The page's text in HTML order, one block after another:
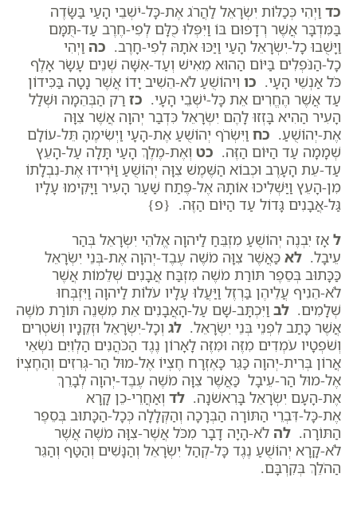
כד וַיְהִי כְּכַלּוֹת יִשְׂרָאֵל לַהֲרֹג אֶת-כָּל-יֹשְׁבֵי הָעַי בַּשָּׂדֶה
בַּמִּדְבָּר אֲשֶׁר רְדָפוּם בּוֹ וַיִּפְּלוּ כֻלָּם לְפִי-חֶרֶב עַד-תֻּמָּם
וַיָּשֻׁבוּ כָל-יִשְׂרָאֵל הָעַי וַיַּכּוּ אֹתָהּ לְפִי-חָרֶב. כה וַיְהִי
כָל-הַנֹּפְלִים בַּיּוֹם הַהוּא מֵאִישׁ וְעַד-אִשָּׁה שְׁנֵים עָשָׂר אָלֶף
כֹּל אַנְשֵׁי הָעָי. כו וִיהוֹשֻׁעַ לֹא-הֵשִׁיב יָדוֹ אֲשֶׁר נָטָה בַּכִּידוֹן
עַד אֲשֶׁר הֶחֱרִים אֵת כָּל-יֹשְׁבֵי הָעָי. כז רַק הַבְּהֵמָה וּשְׁלַל
הָעִיר הַהִיא בָּזְזוּ לָהֶם יִשְׂרָאֵל כִּדְבַר יְהוָה אֲשֶׁר צִוָּה
אֶת-יְהוֹשֻׁעַ. כח וַיִּשְׂרֹף יְהוֹשֻׁעַ אֶת-הָעָי וַיְשִׂימֶהָ תֵּל-עוֹלָם
שְׁמָמָה עַד הַיּוֹם הַזֶּה. כט וְאֶת-מֶלֶךְ הָעַי תָּלָה עַל-הָעֵץ
עַד-עֵת הָעָרֶב וּכְבוֹא הַשֶּׁמֶשׁ צִוָּה יְהוֹשֻׁעַ וַיֹּרִידוּ אֶת-נִבְלָתוֹ
מִן-הָעֵץ וַיַּשְׁלִיכוּ אוֹתָהּ אֶל-פֶּתַח שַׁעַר הָעִיר וַיָּקִימוּ עָלָיו
גַּל-אֲבָנִים גָּדוֹל עַד הַיּוֹם הַזֶּה. {פ}
ל אָז יִבְנֶה יְהוֹשֻׁעַ מִזְבֵּחַ לַיהוָה אֱלֹהֵי יִשְׂרָאֵל בְּהַר
עֵיבָל. לא כַּאֲשֶׁר צִוָּה מֹשֶׁה עֶבֶד-יְהוָה אֶת-בְּנֵי יִשְׂרָאֵל
כַּכָּתוּב בְּסֵפֶר תּוֹרַת מֹשֶׁה מִזְבַּח אֲבָנִים שְׁלֵמוֹת אֲשֶׁר
לֹא-הֵנִיף עֲלֵיהֶן בַּרְזֶל וַיַּעֲלוּ עָלָיו עֹלוֹת לַיהוָה וַיִּזְבְּחוּ
שְׁלָמִים. לב וַיִּכְתָּב-שָׁם עַל-הָאֲבָנִים אֵת מִשְׁנֵה תּוֹרַת מֹשֶׁה
אֲשֶׁר כָּתַב לִפְנֵי בְּנֵי יִשְׂרָאֵל. לג וְכָל-יִשְׂרָאֵל וּזְקֵנָיו וְשֹׁטְרִים
וְשֹׁפְטָיו עֹמְדִים מִזֶּה וּמִזֶּה לָאָרוֹן נֶגֶד הַכֹּהֲנִים הַלְוִיִּם נֹשְׂאֵי
אֲרוֹן בְּרִית-יְהוָה כַּגֵּר כָּאֶזְרָח חֶצְיוֹ אֶל-מוּל הַר-גְּרִזִים וְהַחֶצְיוֹ
אֶל-מוּל הַר-עֵיבָל כַּאֲשֶׁר צִוָּה מֹשֶׁה עֶבֶד-יְהוָה לְבָרֵךְ
אֶת-הָעָם יִשְׂרָאֵל בָּרִאשֹׁנָה. לד וְאַחֲרֵי-כֵן קָרָא
אֶת-כָּל-דִּבְרֵי הַתּוֹרָה הַבְּרָכָה וְהַקְּלָלָה כְּכָל-הַכָּתוּב בְּסֵפֶר
הַתּוֹרָה. לה לֹא-הָיָה דָבָר מִכֹּל אֲשֶׁר-צִוָּה מֹשֶׁה אֲשֶׁר
לֹא-קָרָא יְהוֹשֻׁעַ נֶגֶד כָּל-קְהַל יִשְׂרָאֵל וְהַנָּשִׁים וְהַטַּף וְהַגֵּר
הַהֹלֵךְ בְּקִרְבָּם.